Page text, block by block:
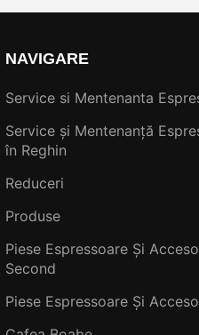
NAVIGARE
Service si Mentenanta
Service și Mentenanță
în Reghin
Reduceri
Produse
Piese Espressoare Și
Second
Piese Espressoare Și